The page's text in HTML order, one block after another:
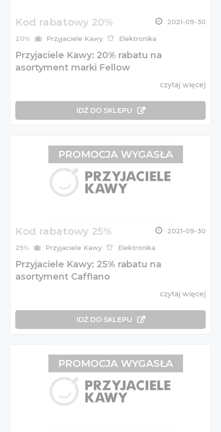
Kod rabatowy 20% 2021-09-30
20% Przyjaciele Kawy Elektronika
Przyjaciele Kawy: 20% rabatu na
asortyment marki Fellow
czytaj więcej
IDŹ DO SKLEPU
Kod rabatowy 25% 2021-09-30
25% Przyjaciele Kawy Elektronika
Przyjaciele Kawy: 25% rabatu na
asortyment Cafflano
czytaj więcej
IDŹ DO SKLEPU
PROMOCJA WYGASŁA
PROMOCJA WYGASŁA